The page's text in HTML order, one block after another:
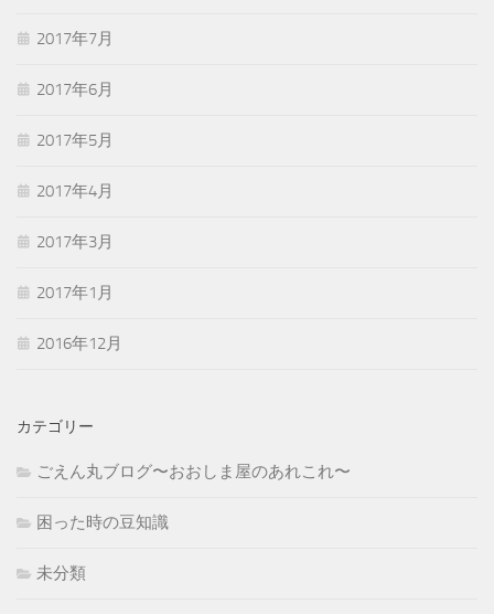
2017年7月
2017年6月
2017年5月
2017年4月
2017年3月
2017年1月
2016年12月
カテゴリー
ごえん丸ブログ〜おおしま屋のあれこれ〜
困った時の豆知識
未分類